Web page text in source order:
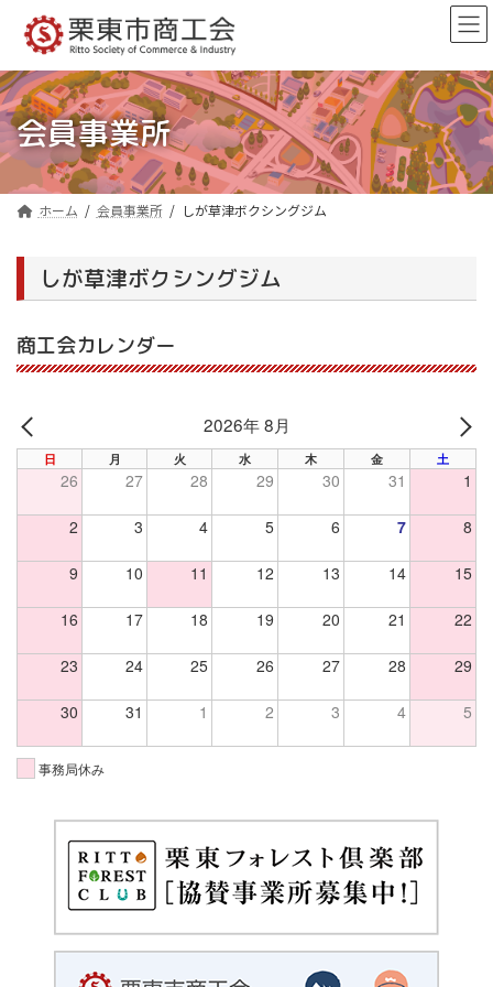
ン
ツ
へ
ス
キ
ッ
ー
シ
ョ
ン
に
移
会員事業所
ホーム 会員事業所 しが草津ボクシングジム
しが草津ボクシングジム
商工会カレンダー
PREV
2026年 8月
日 月 火 水 木 金 土
26 27 28 29 30 31 1
2 3 4 5 6 7 8
9 10 11 12 13 14 15
16 17 18 19 20 21 22
23 24 25 26 27 28 29
30 31 1 2 3 4 5
事務局休み